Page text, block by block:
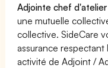
Adjointe chef
une mutuelle
collective. SideCare
assurance
activité de Adjoint /